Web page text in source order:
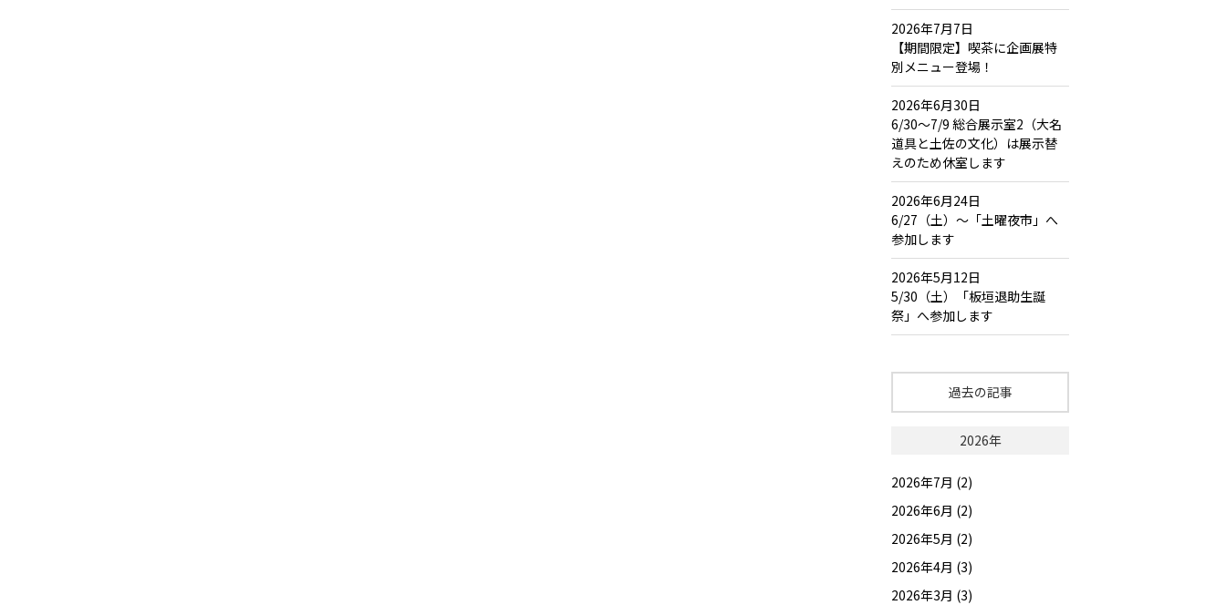
2026年7月7日
【期間限定】喫茶に企画展特
別メニュー登場！
2026年6月30日
6/30～7/9 総合展示室2（大名
道具と土佐の文化）は展示替
えのため休室します
2026年6月24日
6/27（土）～「土曜夜市」へ
参加します
2026年5月12日
5/30（土）「板垣退助生誕
祭」へ参加します
過去の記事
2026年
2026年7月 (2)
2026年6月 (2)
2026年5月 (2)
2026年4月 (3)
2026年3月 (3)